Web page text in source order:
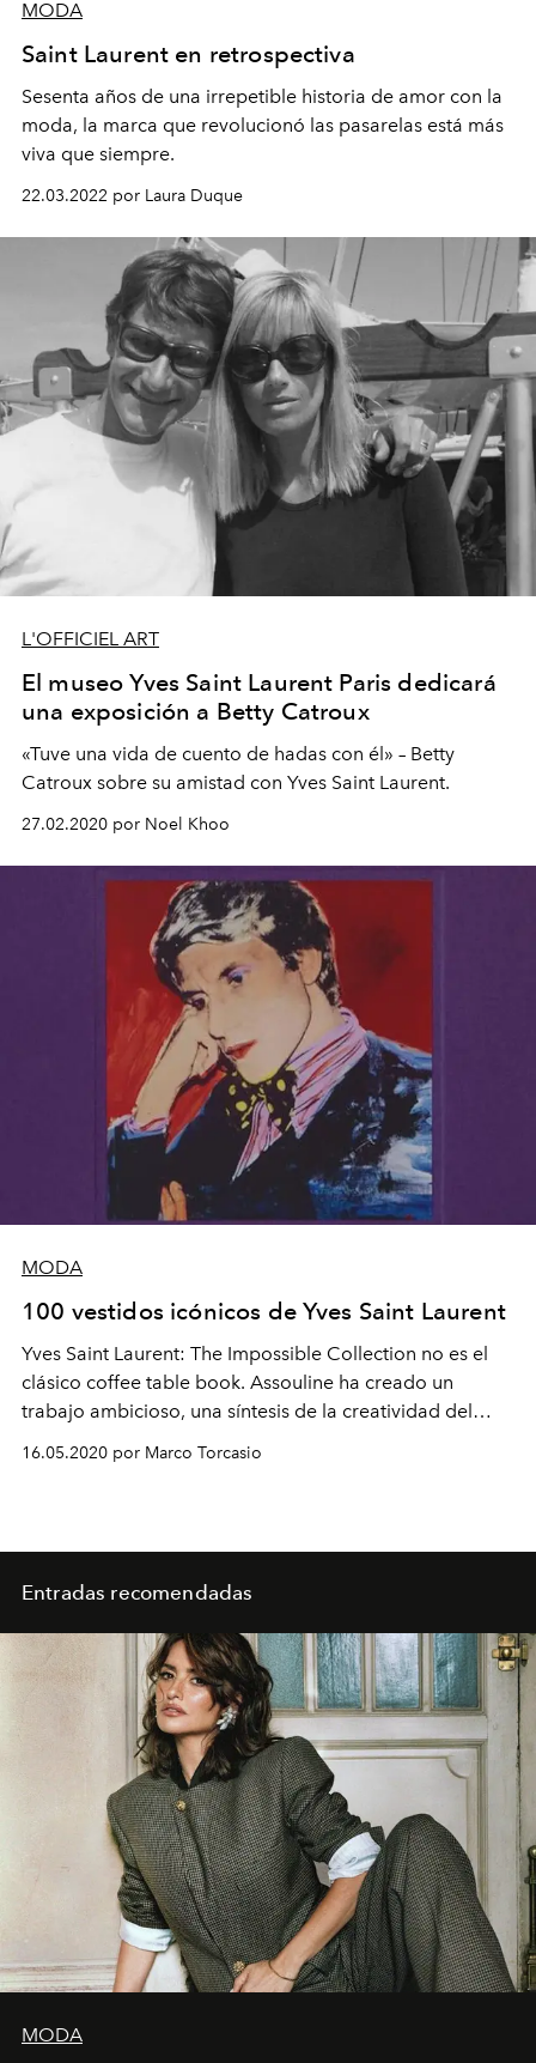
MODA
Saint Laurent en retrospectiva
Sesenta años de una irrepetible historia de amor con la
moda, la marca que revolucionó las pasarelas está más
viva que siempre.
22.03.2022 por Laura Duque
L'OFFICIEL ART
El museo Yves Saint Laurent Paris dedicará
una exposición a Betty Catroux
«Tuve una vida de cuento de hadas con él» – Betty
Catroux sobre su amistad con Yves Saint Laurent.
27.02.2020 por Noel Khoo
MODA
100 vestidos icónicos de Yves Saint Laurent
Yves Saint Laurent: The Impossible Collection no es el
clásico coffee table book. Assouline ha creado un
trabajo ambicioso, una síntesis de la creatividad del
16.05.2020 por Marco Torcasio
Entradas recomendadas
MODA